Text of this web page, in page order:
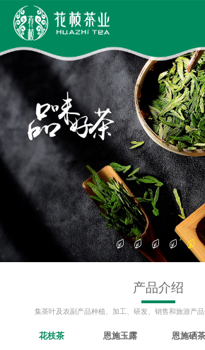
产品介绍
集茶叶及农副产品种植、加工、研发、销售和旅游产
花枝茶 恩施玉露 恩施硒茶